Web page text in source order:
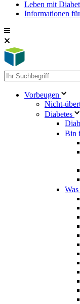
Leben mit
Informationen
Vorbeugen
Nicht-
Diabetes
Bin